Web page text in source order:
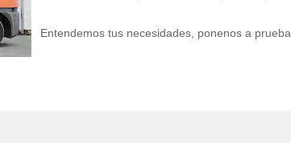
Entendemos tus necesidades, ponenos a prueba.